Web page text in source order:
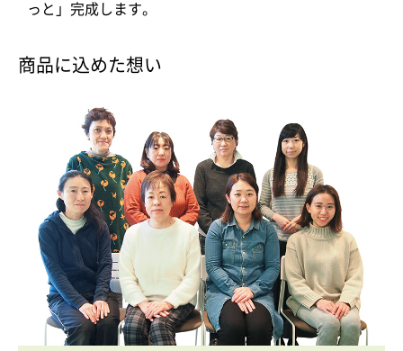
っと」完成します。
商品に込めた想い